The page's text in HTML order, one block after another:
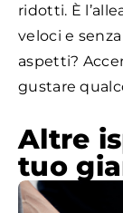
ridotti. È
veloci e
aspetti?
gustare
Altre
tuo